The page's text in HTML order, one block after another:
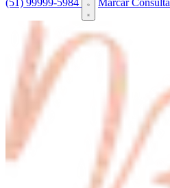
(51) 99999-5984 Marcar Consulta